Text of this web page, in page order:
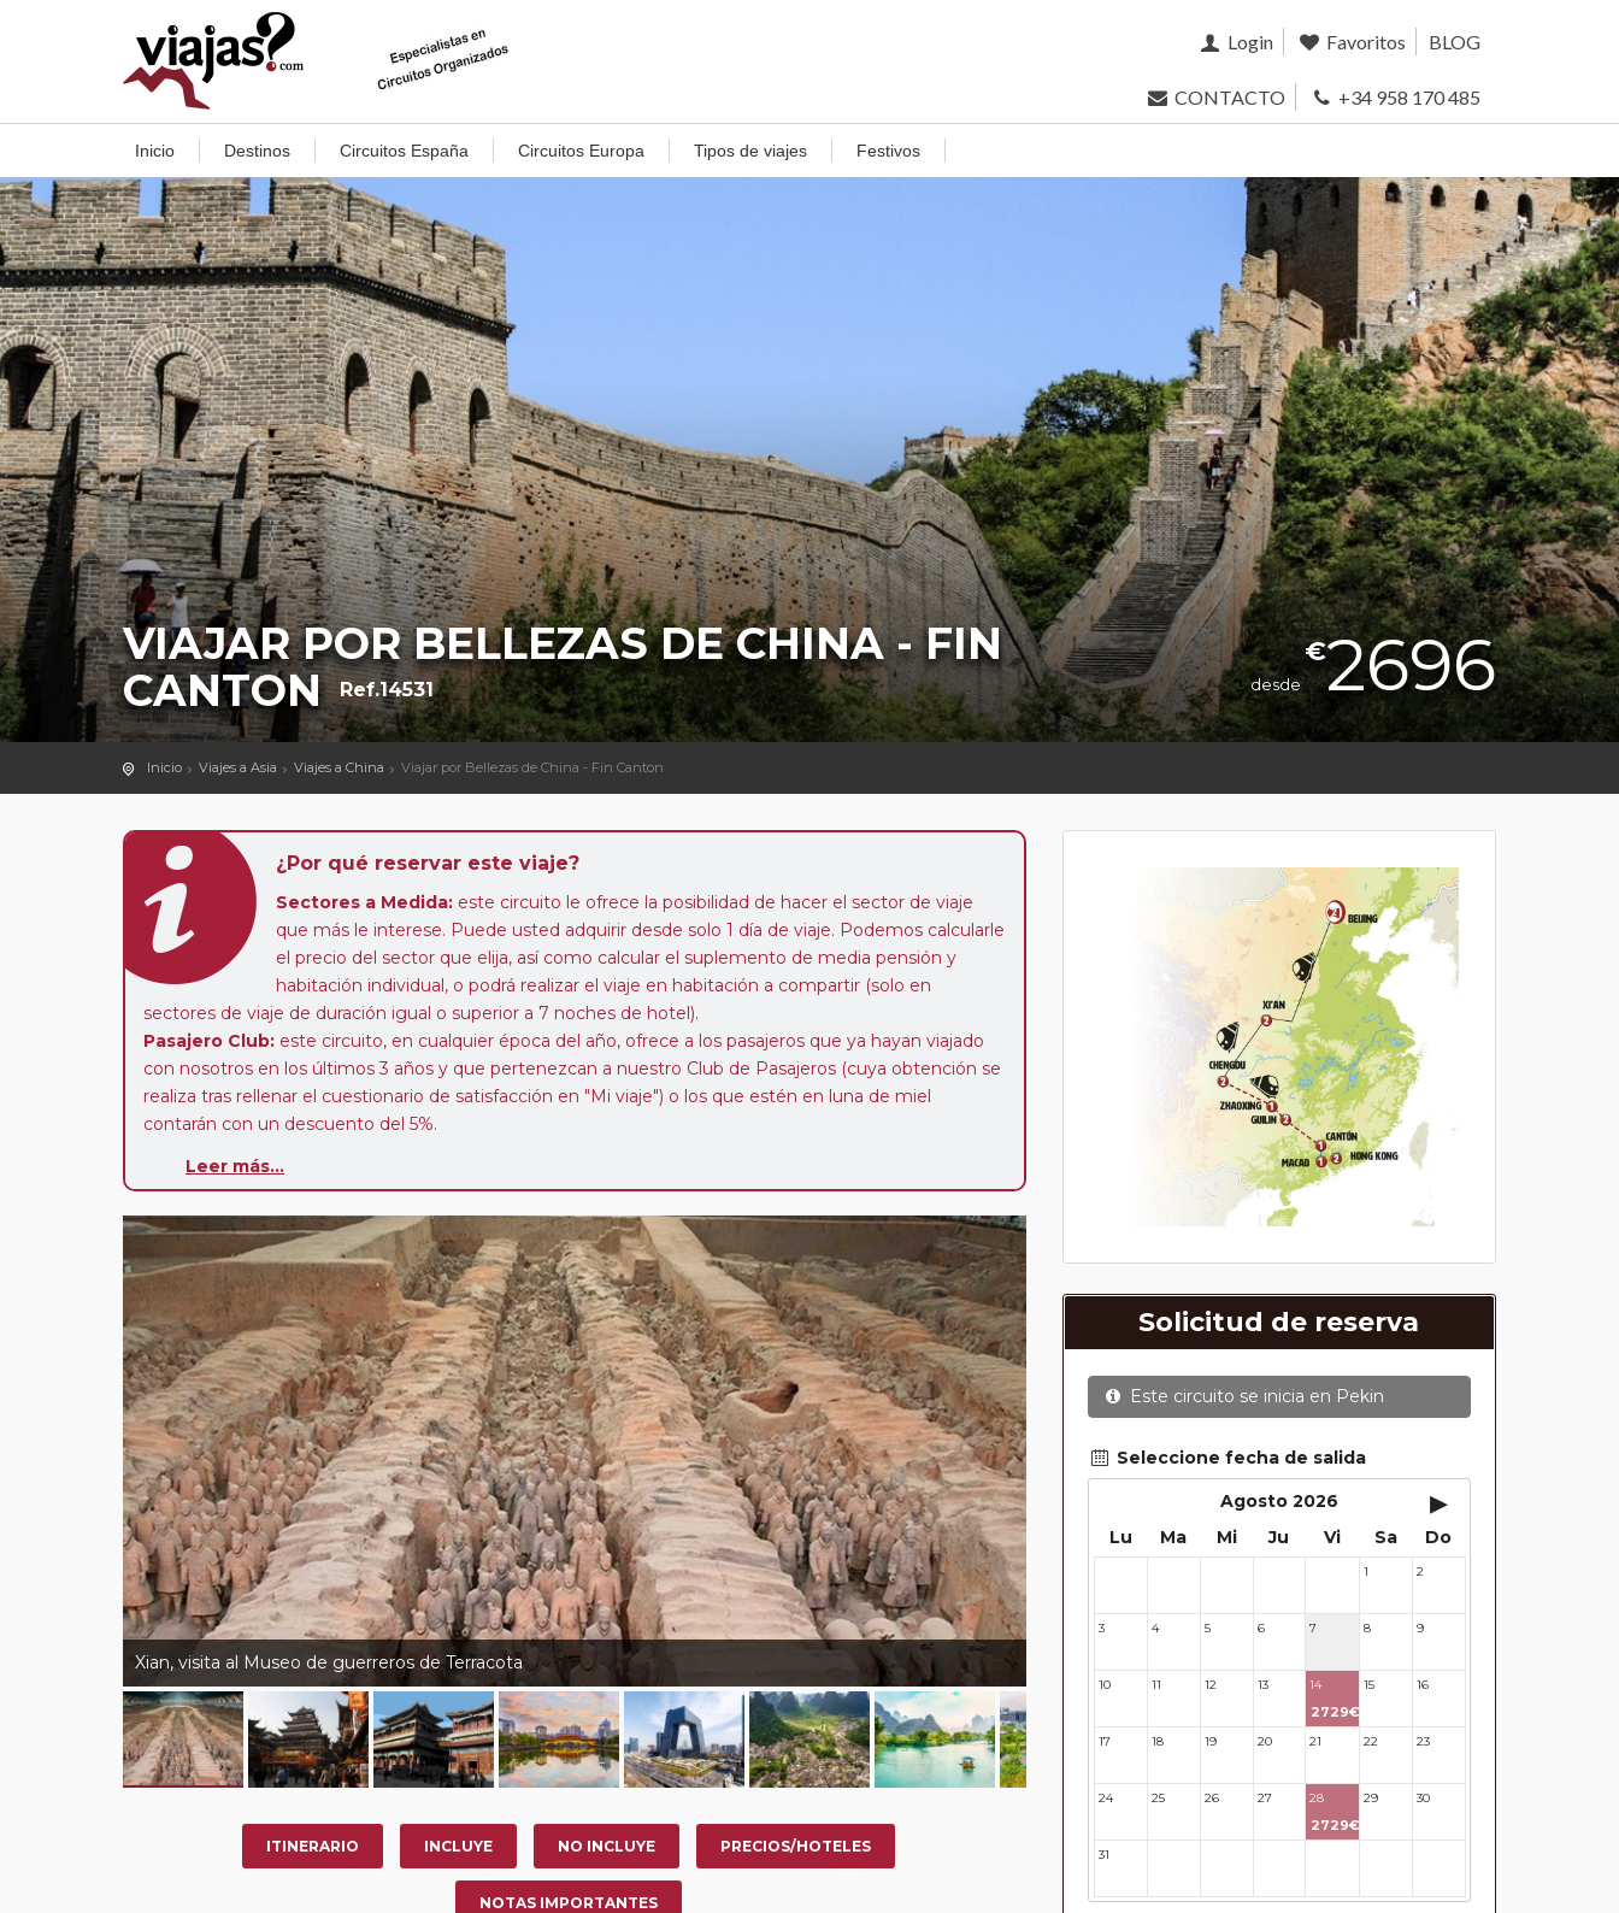
Login Favoritos BLOG
CONTACTO +34 958 170 485
Inicio Destinos Circuitos España Circuitos Europa Tipos de viajes Festivos
VIAJAR POR BELLEZAS DE CHINA - FIN
CANTON
Ref.14531 desde
€2696
Inicio Viajes a Asia Viajes a China Viajar por Bellezas de China - Fin Canton
¿Por qué reservar este viaje?
Sectores a Medida: este circuito le ofrece la posibilidad de hacer el sector de viaje
que más le interese. Puede usted adquirir desde solo 1 día de viaje. Podemos calcularle
el precio del sector que elija, así como calcular el suplemento de media pensión y
habitación individual, o podrá realizar el viaje en habitación a compartir (solo en
sectores de viaje de duración igual o superior a 7 noches de hotel).
Pasajero Club: este circuito, en cualquier época del año, ofrece a los pasajeros que ya hayan viajado
con nosotros en los últimos 3 años y que pertenezcan a nuestro Club de Pasajeros (cuya obtención se
realiza tras rellenar el cuestionario de satisfacción en "Mi viaje") o los que estén en luna de miel
contarán con un descuento del 5%.
Leer más...
Xian, visita al Museo de guerreros de Terracota
ITINERARIO INCLUYE NO INCLUYE PRECIOS/HOTELES
NOTAS IMPORTANTES
Solicitud de reserva
Este circuito se inicia en Pekin
Seleccione fecha de salida
Agosto 2026
▸
Lu Ma Mi Ju Vi Sa Do
1 2
3 4 5 6 7 8 9
10 11 12 13 14
2729€
15 16
17 18 19 20 21 22 23
24 25 26 27 28
2729€
29 30
31